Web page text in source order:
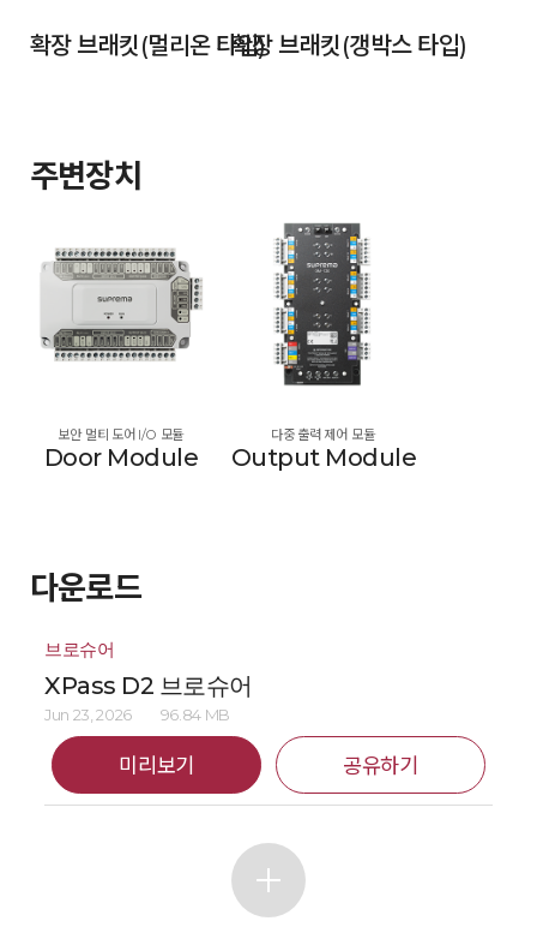
확장 브래킷(멀리온 타입)확장 브래킷(갱박스 타입)
주변장치
보안 멀티 도어 I/O 모듈
Door Module
다중 출력 제어 모듈
Output Module
다운로드
브로슈어
XPass D2 브로슈어
Jun 23, 2026 96.84 MB
미리보기 공유하기